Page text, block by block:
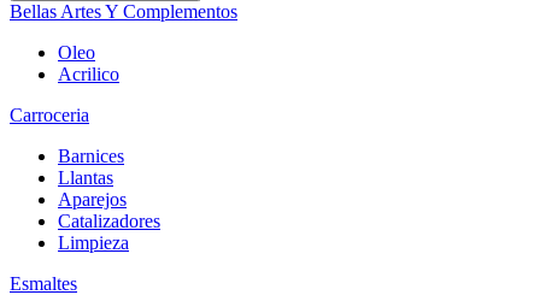
Bellas Artes Y Complementos
Oleo
Acrilico
Carroceria
Barnices
Llantas
Aparejos
Catalizadores
Limpieza
Esmaltes